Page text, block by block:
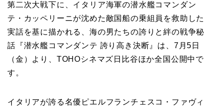
第二次大戦下に、イタリア海軍の潜水艦コマンダン
テ・カッペリーニが沈めた敵国船の乗組員を救助した
実話を基に描かれる、海の男たちの誇りと絆の戦争秘
話『潜水艦コマンダンテ 誇り高き決断』は、7月5日
（金）より、TOHOシネマズ日比谷ほか全国公開中で
す。
イタリアが誇る名優ピエルフランチェスコ・ファヴィ